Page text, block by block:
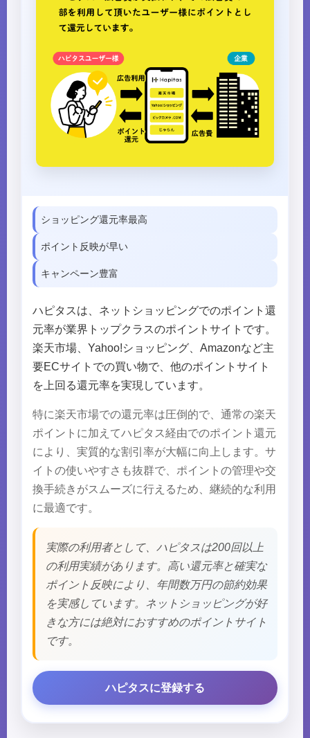
ショッピング還元率最高
ポイント反映が早い
キャンペーン豊富
ハピタスは、ネットショッピングでのポイント還
元率が業界トップクラスのポイントサイトです。
楽天市場、Yahoo!ショッピング、Amazonなど主
要ECサイトでの買い物で、他のポイントサイト
を上回る還元率を実現しています。
特に楽天市場での還元率は圧倒的で、通常の楽天
ポイントに加えてハピタス経由でのポイント還元
により、実質的な割引率が大幅に向上します。サ
イトの使いやすさも抜群で、ポイントの管理や交
換手続きがスムーズに行えるため、継続的な利用
に最適です。
実際の利用者として、ハピタスは200回以上
の利用実績があります。高い還元率と確実な
ポイント反映により、年間数万円の節約効果
を実感しています。ネットショッピングが好
きな方には絶対におすすめのポイントサイト
です。
ハピタスに登録する